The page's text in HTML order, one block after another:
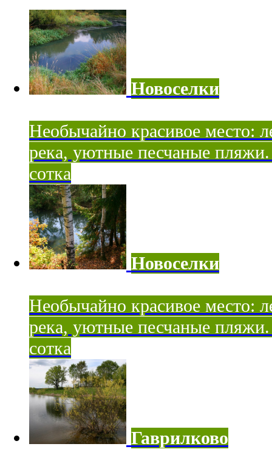
Новоселки
Необычайно красивое место:
река, уютные песчаные
сотка
Новоселки
Необычайно красивое место:
река, уютные песчаные
сотка
Гаврилково